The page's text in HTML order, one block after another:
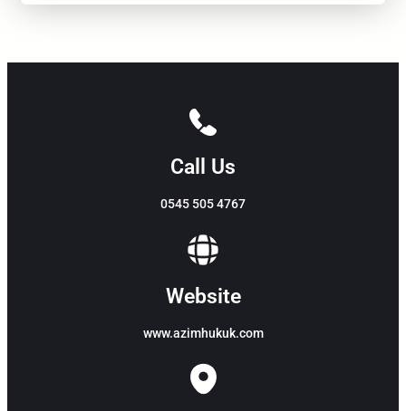
Call Us
0545 505 4767
Website
www.azimhukuk.com